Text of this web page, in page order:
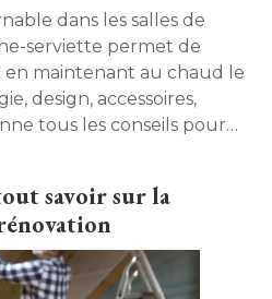
dans les salles de
serviette permet de
maintenant au chaud le
design, accessoires,
tous les conseils pour
savoir sur la